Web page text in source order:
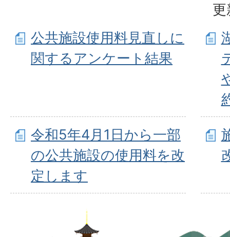
公共施設使用料見直しに
関するアンケート結果
令和5年4月1日から一部
の公共施設の使用料を改
定します